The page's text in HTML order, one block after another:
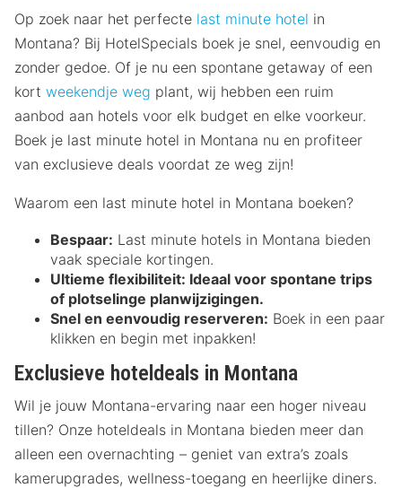
Op zoek naar het perfecte last minute hotel in
Montana? Bij HotelSpecials boek je snel, eenvoudig en
zonder gedoe. Of je nu een spontane getaway of een
kort weekendje weg plant, wij hebben een ruim
aanbod aan hotels voor elk budget en elke voorkeur.
Boek je last minute hotel in Montana nu en profiteer
van exclusieve deals voordat ze weg zijn!
Waarom een last minute hotel in Montana boeken?
Bespaar: Last minute hotels in Montana bieden
vaak speciale kortingen.
Ultieme flexibiliteit: Ideaal voor spontane trips
of plotselinge planwijzigingen.
Snel en eenvoudig reserveren: Boek in een paar
klikken en begin met inpakken!
Exclusieve hoteldeals in Montana
Wil je jouw Montana-ervaring naar een hoger niveau
tillen? Onze hoteldeals in Montana bieden meer dan
alleen een overnachting – geniet van extra’s zoals
kamerupgrades, wellness-toegang en heerlijke diners.